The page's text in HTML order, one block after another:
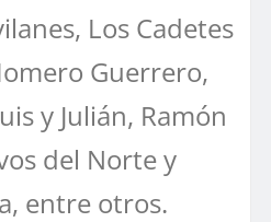
Los Cadetes
Guerrero,
y Julián, Ramón
del Norte y
entre otros.